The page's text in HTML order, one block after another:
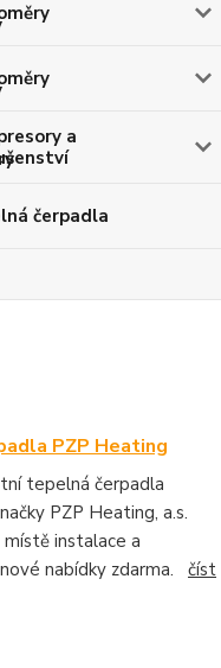
a
čerpadla
PZP Heating
tepelná čerpadla
PZP Heating, a.s.
instalace a
nabídky zdarma. číst